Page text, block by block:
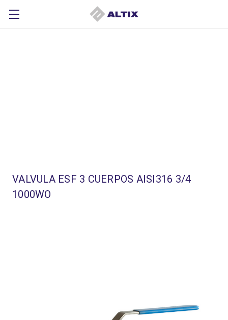
VALVULA ESF 3 CUERPOS AISI316 3/4
1000WO